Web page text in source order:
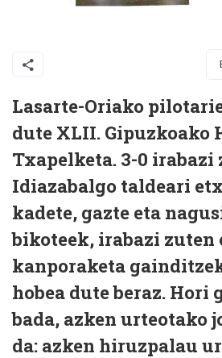
Lasarte-Oriako
dute XLII. Gipuzkoako
Txapelketa. 3-0 irabazi
Idiazabalgo taldeari
kadete, gazte eta
bikoteek, irabazi zuten
kanporaketa
hobea dute beraz. Hori
bada, azken urteotako
da: azken hiruzpalau